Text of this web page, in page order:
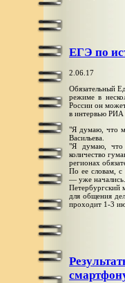
ЕГЭ по
2.06.17
Обязательный
режиме в
России он
в интервью
"Я думаю, что
Васильева.
"Я думаю, что
количество
регионах
По ее словам,
— уже
Петербургский
для общения
проходит 1-3